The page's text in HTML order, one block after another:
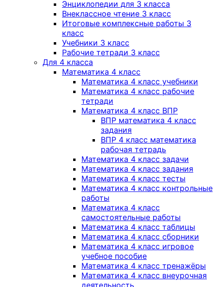
Энциклопедии для 3 класса
Внеклассное чтение 3 класс
Итоговые комплексные работы 3
класс
Учебники 3 класс
Рабочие тетради 3 класс
Для 4 класса
Математика 4 класс
Математика 4 класс учебники
Математика 4 класс рабочие
тетради
Математика 4 класс ВПР
ВПР математика 4 класс
задания
ВПР 4 класс математика
рабочая тетрадь
Математика 4 класс задачи
Математика 4 класс задания
Математика 4 класс тесты
Математика 4 класс контрольные
работы
Математика 4 класс
самостоятельные работы
Математика 4 класс таблицы
Математика 4 класс сборники
Математика 4 класс игровое
учебное пособие
Математика 4 класс тренажёры
Математика 4 класс внеурочная
деятельность